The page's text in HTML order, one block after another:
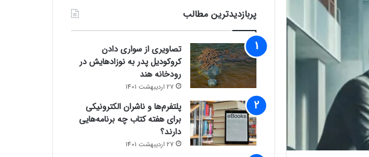
پربازدیدترین مطالب
تصاویری از سواری دادن
کروکودیل پدر به نوزادهایش در
رودخانه هند
27 اردیبهشت 1401
پلتفرم‌ها و ناشران الکترونیکی
برای هفته کتاب چه برنامه‌هایی
دارند؟
27 اردیبهشت 1401